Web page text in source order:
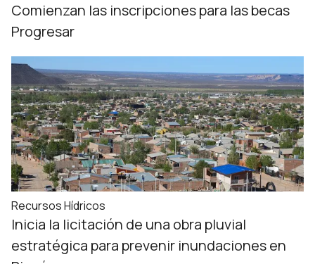
Comienzan las inscripciones para las becas
Progresar
Recursos Hídricos
Inicia la licitación de una obra pluvial
estratégica para prevenir inundaciones en